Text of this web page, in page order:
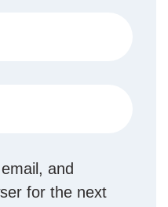
and
for the next